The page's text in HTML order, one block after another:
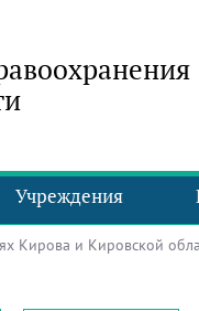
Учреждения
Кирова и Кировской